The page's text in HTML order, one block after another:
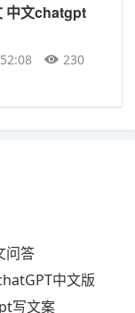
中文chatgpt
230
问答
中文版
写文案